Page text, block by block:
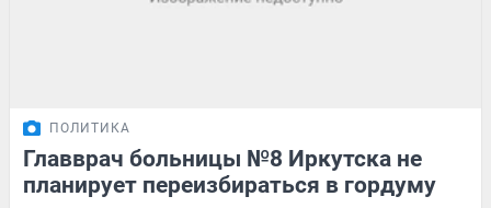
ПОЛИТИКА
Главврач больницы №8 Иркутска не
планирует переизбираться в гордуму